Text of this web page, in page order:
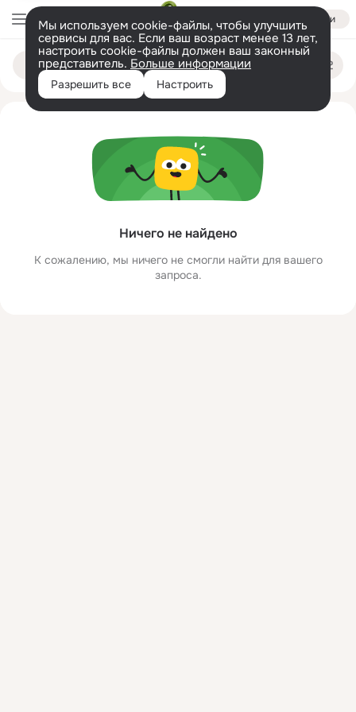
Войти
Мы используем cookie-файлы, чтобы улучшить
сервисы для вас. Если ваш возраст менее 13 лет,
настроить cookie-файлы должен ваш законный
представитель. Больше информации
Разрешить все Настроить
Поиск
ghdfgdrd gfgfryryt
Ничего не найдено
К сожалению, мы ничего не смогли найти для вашего
запроса.